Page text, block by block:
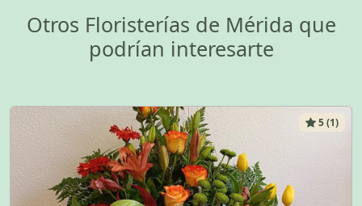
Otros Floristerías de Mérida que
podrían interesarte
5 (1)